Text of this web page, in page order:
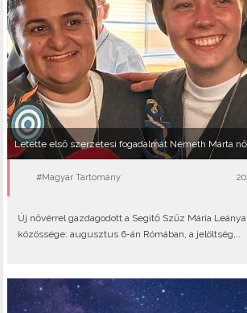
Letette első szerzetesi fogadalmát Németh Márta
#Magyar Tartomány
Új nővérrel gazdagodott a Segítő Szűz Mária
közössége: augusztus 6-án Rómában, a jelöltség,..